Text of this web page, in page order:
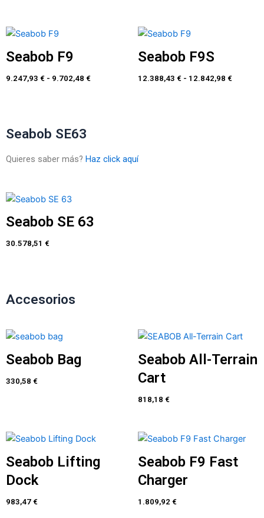
Seabob F9
9.247,93 € - 9.702,48 €hasta
Seabob F9S
12.388,43 € - 12.842,98 €hasta
Seabob SE63
Quieres saber más? Haz click aquí
Seabob SE 63
30.578,51 €
Accesorios
Seabob Bag
330,58 €
Seabob All-Terrain
Cart
818,18 €
Seabob Lifting
Dock
983,47 €
Seabob F9 Fast
Charger
1.809,92 €